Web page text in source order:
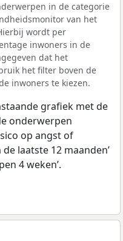
in de categorie
van het
wordt per
inwoners in de
dat het
het filter boven de
inwoners te kiezen.
grafiek met de
onderwerpen
op angst of
laatste 12 maanden’
4 weken’.